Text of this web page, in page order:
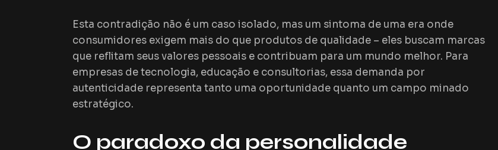
Esta contradição não é um caso isolado, mas um sintoma de uma era onde
consumidores exigem mais do que produtos de qualidade – eles buscam marcas
que reflitam seus valores pessoais e contribuam para um mundo melhor. Para
empresas de tecnologia, educação e consultorias, essa demanda por
autenticidade representa tanto uma oportunidade quanto um campo minado
estratégico.
O paradoxo da personalidade